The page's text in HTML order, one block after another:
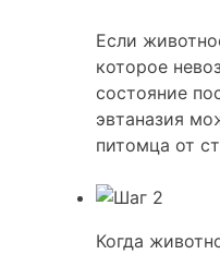
Если
которое
состояние
эвтаназия
питомца от
Когда